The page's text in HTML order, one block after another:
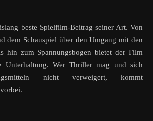
beste Spielfilm-Beitrag seiner Art. Von
dem Schauspiel über den Umgang mit den
hin zum Spannungsbogen bietet der Film
Unterhaltung. Wer Thriller mag und sich
nicht verweigert, kommt